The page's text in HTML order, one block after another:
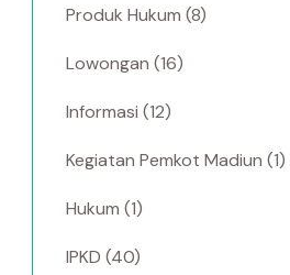
Produk Hukum (8)
Lowongan (16)
Informasi (12)
Kegiatan Pemkot Madiun (1)
Hukum (1)
IPKD (40)